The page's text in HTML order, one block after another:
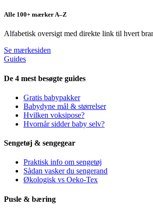
Alle 100+ mærker A–Z
Alfabetisk oversigt med direkte link til hvert
Se mærkesiden
Guides
De 4 mest besøgte guides
Gratis babypakker
Babydyne mål & størrelser
Hvilken voksipose?
Hvornår sidder baby selv?
Sengetøj & sengegear
Praktisk info om sengetøj
Sådan vasker du sengerand
Økologisk vs Oeko-Tex
Pusle & bæring